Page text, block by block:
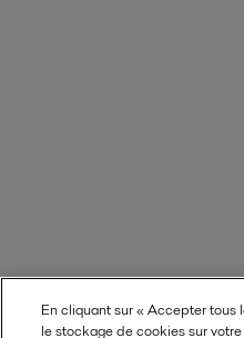
En cliquant sur « Accepter tous
le stockage de cookies sur